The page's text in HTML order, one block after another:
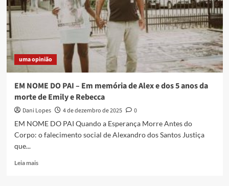
uma opinião
EM NOME DO PAI – Em memória de Alex e dos 5 anos da
morte de Emily e Rebecca
Dani Lopes 4 de dezembro de 2025
0
EM NOME DO PAI Quando a Esperança Morre Antes do
Corpo: o falecimento social de Alexandro dos Santos Justiça
que...
Leia maisRead